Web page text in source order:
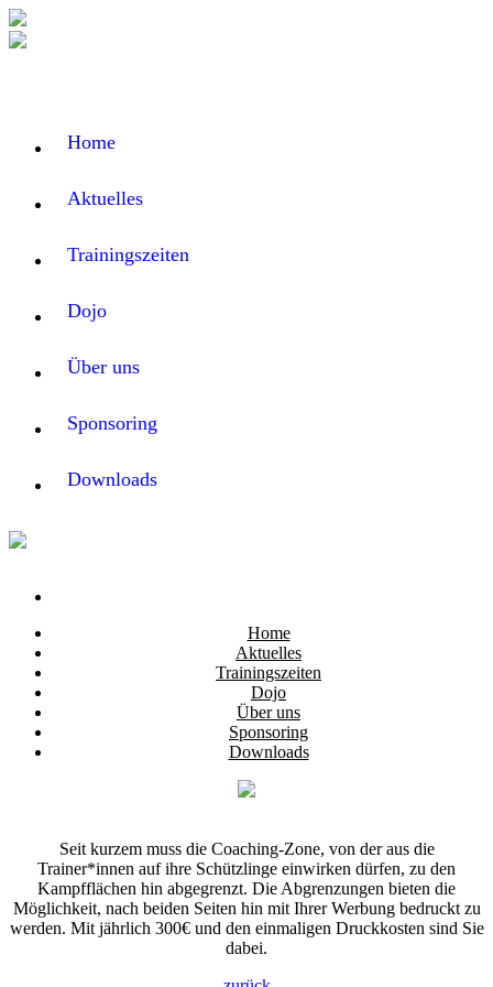
Home
Aktuelles
Trainingszeiten
Dojo
Über uns
Sponsoring
Downloads
Home
Aktuelles
Trainingszeiten
Dojo
Über uns
Sponsoring
Downloads
Seit kurzem muss die Coaching-Zone, von der aus die
Trainer*innen auf ihre Schützlinge einwirken dürfen, zu den
Kampfflächen hin abgegrenzt. Die Abgrenzungen bieten die
Möglichkeit, nach beiden Seiten hin mit Ihrer Werbung bedruckt zu
werden. Mit jährlich 300€ und den einmaligen Druckkosten sind Sie
dabei.